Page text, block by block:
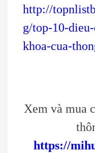
http://
g/top-10-
khoa-cua-
Xem và mua
https://